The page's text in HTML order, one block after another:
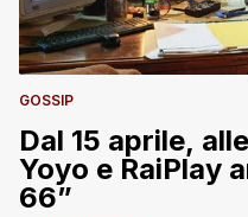
GOSSIP
Dal 15 aprile,
Yoyo e RaiPlay
66”